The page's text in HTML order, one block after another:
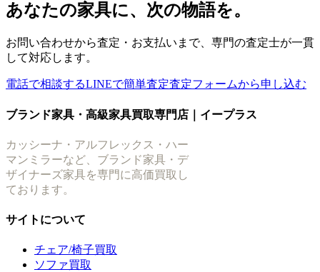
あなたの家具に、次の物語を。
お問い合わせから査定・お支払いまで、専門の査定士が一貫
して対応します。
電話で相談するLINEで簡単査定査定フォームから申し込む
ブランド家具・高級家具買取専門店｜イープラス
カッシーナ・アルフレックス・ハー
マンミラーなど、ブランド家具・デ
ザイナーズ家具を専門に高価買取し
ております。
サイトについて
チェア/椅子買取
ソファ買取